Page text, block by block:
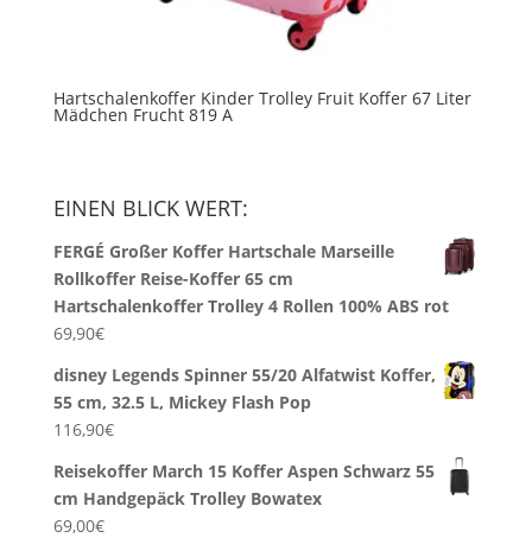
Hartschalenkoffer Kinder Trolley Fruit Koffer 67 Liter
Mädchen Frucht 819 A
EINEN BLICK WERT:
FERGÉ Großer Koffer Hartschale Marseille
Rollkoffer Reise-Koffer 65 cm
Hartschalenkoffer Trolley 4 Rollen 100% ABS rot
69,90€
disney Legends Spinner 55/20 Alfatwist Koffer,
55 cm, 32.5 L, Mickey Flash Pop
116,90€
Reisekoffer March 15 Koffer Aspen Schwarz 55
cm Handgepäck Trolley Bowatex
69,00€